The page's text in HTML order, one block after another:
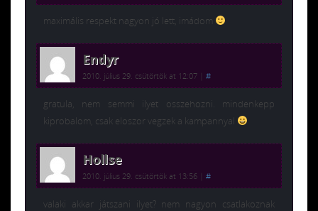
maximális respekt nagyon jó lett, imádom
Endyr
2010. július 29. csütörtök at 12:07 #
gratula, nem semmi ilyet osszehozni. mindenkepp
kiprobalom, csak eloszor vegzek a kampannyal
Hollse
2010. július 29. csütörtök at 13:56 #
valaki akkar játszani ilyet? nem nagyon csatlakoznak